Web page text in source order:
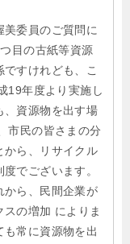
委員のご質問に
目の古紙等資源
すけれども、こ
19年度より実施し
、資源物を出す場
市民の皆さまの分
から、リサイクル
でございます。
から、民間企業が
の増加 によりま
も常に資源物を出